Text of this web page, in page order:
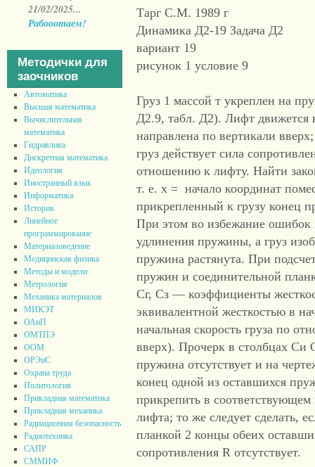
21/02/2025...
Рабооотаем!
Методички для
заочников
Автоматика
Высшая математика
Вычислительная
математика
Гидравлика
Дискретная математика
Идеология
Иностранный язык
Информатика
История
Линейное
программирование
Материаловедение
Медицинская физика
Методы и модели
Метрология
Механика материалов
МИКЭТ
ОАиП
ОМТПЭ
ООМ
ОРЭиС
Охрана труда
Политология
Прикладная математика
Прикладная механика
Радиационная безопасность
Радиотехника
САПР
СММИФ
Тарг С.М. 1989 г
Динамика Д2-19 Задача Д2
вариант 19
рисунок 1 условие 9
Груз 1 массой т укреплен на
Д2.9, табл. Д2). Лифт движется
направлена по вертикали
груз действует сила
отношению к лифту. Найти
т. е. х = начало координат
прикрепленный к грузу конец
При этом во избежание ошибок
удлинения пружины, а груз
пружина растянута. При
пружин и соединительной
Сг, Сз — коэффициенты
эквивалентной жесткостью в
начальная скорость груза по
вверх). Прочерк в столбцах Си
пружина отсутствует и на
конец одной из оставшихся
прикрепить в
лифта; то же следует сделать,
планкой 2 концы обеих
сопротивления R отсутствует.